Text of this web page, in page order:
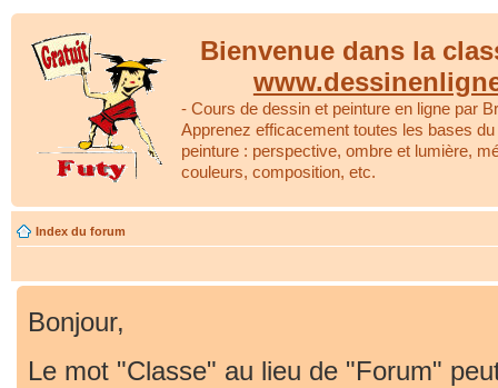
Bienvenue dans la
- Cours de dessin et peinture en ligne par
Apprenez efficacement toutes les bases
peinture : perspective, ombre et lumière,
couleurs, composition, etc.
Index du forum
Bonjour,
Le mot "Classe" au lieu de "Forum"